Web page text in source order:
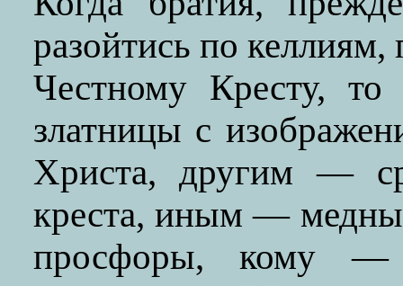
разойтись по
Честному Кресту,
златницы с
Христа, другим —
креста, иным —
просфоры, кому —